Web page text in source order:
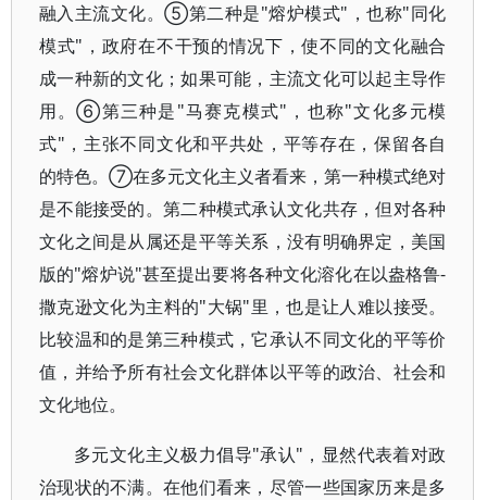
融入主流文化。⑤第二种是"熔炉模式"，也称"同化
模式"，政府在不干预的情况下，使不同的文化融合
成一种新的文化；如果可能，主流文化可以起主导作
用。⑥第三种是"马赛克模式"，也称"文化多元模
式"，主张不同文化和平共处，平等存在，保留各自
的特色。⑦在多元文化主义者看来，第一种模式绝对
是不能接受的。第二种模式承认文化共存，但对各种
文化之间是从属还是平等关系，没有明确界定，美国
版的"熔炉说"甚至提出要将各种文化溶化在以盎格鲁-
撒克逊文化为主料的"大锅"里，也是让人难以接受。
比较温和的是第三种模式，它承认不同文化的平等价
值，并给予所有社会文化群体以平等的政治、社会和
文化地位。
多元文化主义极力倡导"承认"，显然代表着对政
治现状的不满。在他们看来，尽管一些国家历来是多